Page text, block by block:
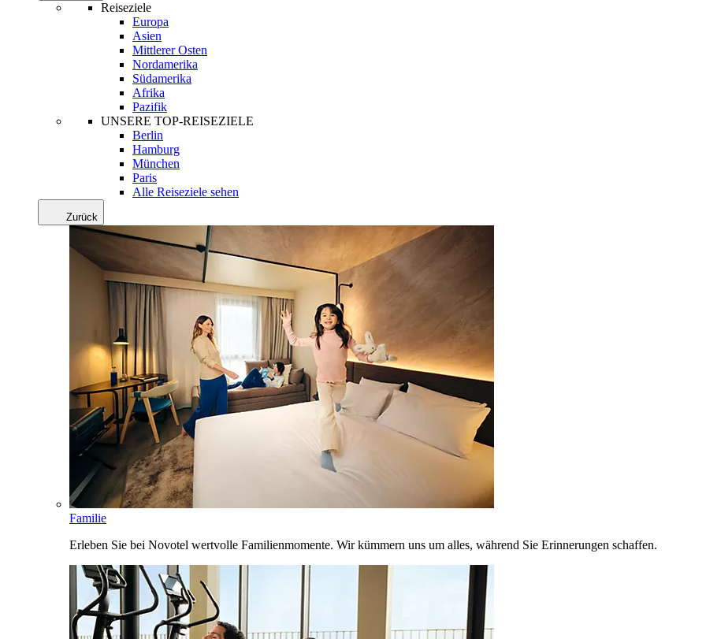
Reiseziele
Europa
Asien
Mittlerer Osten
Nordamerika
Südamerika
Afrika
Pazifik
UNSERE TOP-REISEZIELE
Berlin
Hamburg
München
Paris
Alle Reiseziele sehen
Zurück
Familie
Erleben Sie bei Novotel wertvolle Familienmomente. Wir kümmern uns um alles, während Sie Erinnerungen schaffen.